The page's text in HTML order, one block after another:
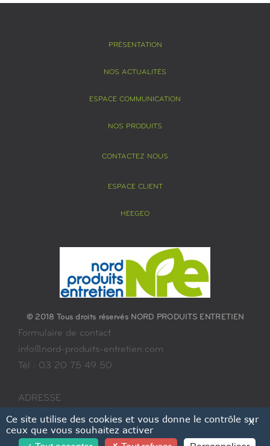
PRÉSENTATION
NOS ACTUALITÉS
ESPACE COMMUNICATION
NOS PRODUITS
CONTACTEZ NOUS
ESPACE CLIENT
HEEGEO
© 2018 Tous droits réservés NORD PRODUITS ENTRETIEN
Formulaire de contact
info@nord-produits-entretien.com
Tél : 03 20 75 49 50
ADRESSE
13 rue de la Plaine – A2
59115 LEERS
X
Ce site utilise des cookies et vous donne le contrôle sur
ceux que vous souhaitez activer